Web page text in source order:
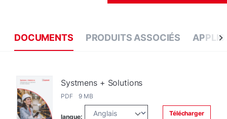
DOCUMENTS PRODUITS ASSOCIÉS
Systmens + Solutions
PDF 9 MB
langue: Télécharger